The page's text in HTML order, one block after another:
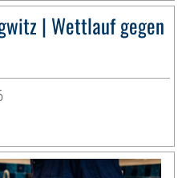
| Wettlauf gegen